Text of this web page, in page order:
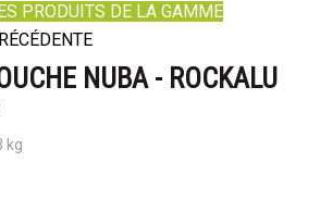
PRODUITS DE LA GAMME
NUBA - ROCKALU
kg